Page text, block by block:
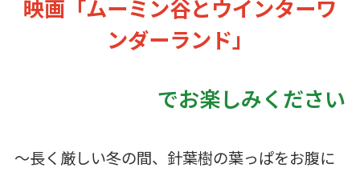
映画「ムーミン谷とウインターワ
ンダーランド」
でお楽しみください
～長く厳しい冬の間、針葉樹の葉っぱをお腹に